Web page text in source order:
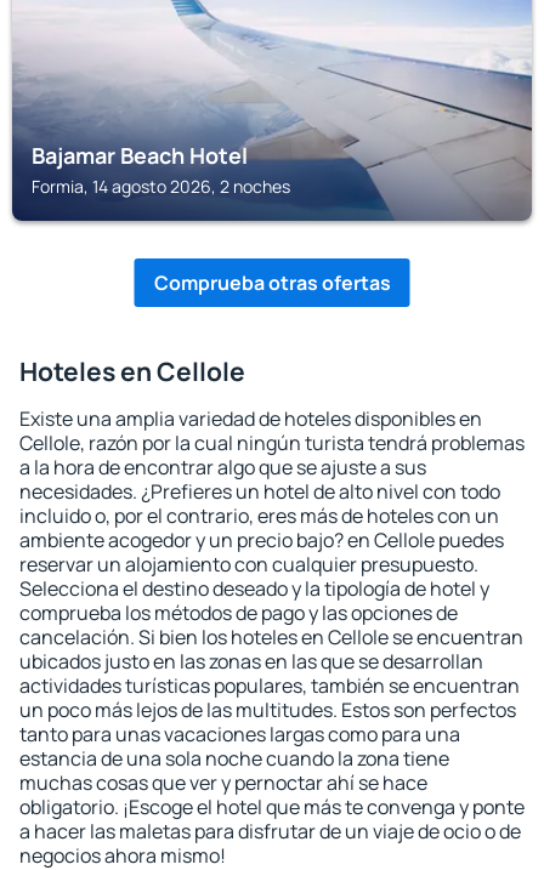
Bajamar Beach Hotel
Formia, 14 agosto 2026, 2 noches
Comprueba otras ofertas
Hoteles en Cellole
Existe una amplia variedad de hoteles disponibles en
Cellole, razón por la cual ningún turista tendrá problemas
a la hora de encontrar algo que se ajuste a sus
necesidades. ¿Prefieres un hotel de alto nivel con todo
incluido o, por el contrario, eres más de hoteles con un
ambiente acogedor y un precio bajo? en Cellole puedes
reservar un alojamiento con cualquier presupuesto.
Selecciona el destino deseado y la tipología de hotel y
comprueba los métodos de pago y las opciones de
cancelación. Si bien los hoteles en Cellole se encuentran
ubicados justo en las zonas en las que se desarrollan
actividades turísticas populares, también se encuentran
un poco más lejos de las multitudes. Estos son perfectos
tanto para unas vacaciones largas como para una
estancia de una sola noche cuando la zona tiene
muchas cosas que ver y pernoctar ahí se hace
obligatorio. ¡Escoge el hotel que más te convenga y ponte
a hacer las maletas para disfrutar de un viaje de ocio o de
negocios ahora mismo!